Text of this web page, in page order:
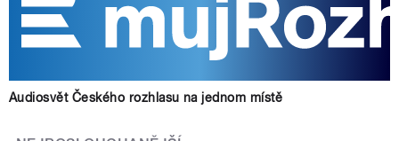
Audiosvět Českého rozhlasu na jednom místě